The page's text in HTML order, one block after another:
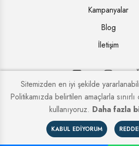
Kampanyalar
Blog
İletişim
Copyright © 2026. Tüm hakları
Sitemizden en iyi şekilde
Politikamızda belirtilen amaçlarla
kullanıyoruz. Daha fazla
KABUL EDIYORUM